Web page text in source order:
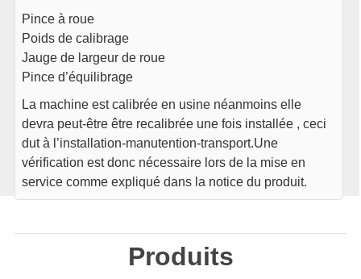
Pince à roue
Poids de calibrage
Jauge de largeur de roue
Pince d’équilibrage
La machine est calibrée en usine néanmoins elle
devra peut-être être recalibrée une fois installée , ceci
dut à l’installation-manutention-transport.Une
vérification est donc nécessaire lors de la mise en
service comme expliqué dans la notice du produit.
Produits